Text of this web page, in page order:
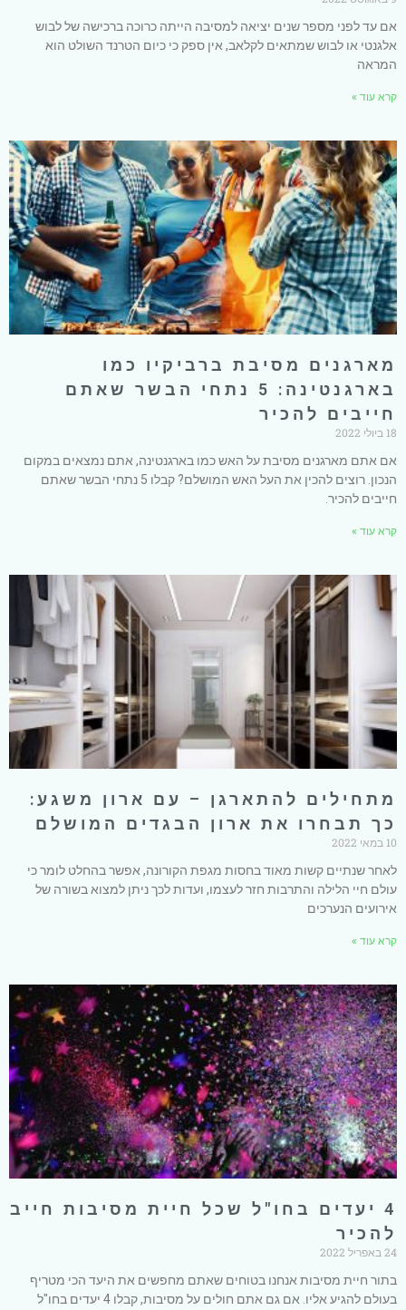
אם עד לפני מספר שנים יציאה למסיבה הייתה כרוכה ברכישה של לבוש
אלגנטי או לבוש שמתאים לקלאב, אין ספק כי כיום הטרנד השולט הוא
המראה
קרא עוד »
מארגנים מסיבת ברביקיו כמו
בארגנטינה: 5 נתחי הבשר שאתם
חייבים להכיר
18 ביולי 2022
אם אתם מארגנים מסיבת על האש כמו בארגנטינה, אתם נמצאים במקום
הנכון. רוצים להכין את העל האש המושלם? קבלו 5 נתחי הבשר שאתם
חייבים להכיר.
קרא עוד »
מתחילים להתארגן – עם ארון משגע:
כך תבחרו את ארון הבגדים המושלם
10 במאי 2022
לאחר שנתיים קשות מאוד בחסות מגפת הקורונה, אפשר בהחלט לומר כי
עולם חיי הלילה והתרבות חזר לעצמו, ועדות לכך ניתן למצוא בשורה של
אירועים הנערכים
קרא עוד »
4 יעדים בחו"ל שכל חיית מסיבות חייב
להכיר
24 באפריל 2022
בתור חיית מסיבות אנחנו בטוחים שאתם מחפשים את היעד הכי מטריף
בעולם להגיע אליו. אם גם אתם חולים על מסיבות, קבלו 4 יעדים בחו"ל